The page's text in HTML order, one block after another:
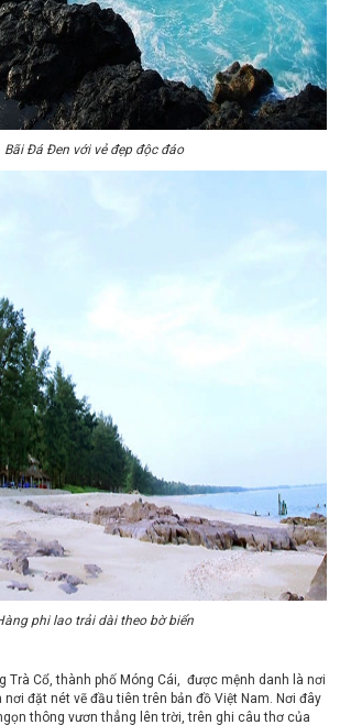
Bãi Đá Đen với vẻ đẹp độc đáo
phi lao trải dài theo bờ biển
Trà Cổ, thành phố Móng Cái, được mệnh danh là nơi
đặt nét vẽ đầu tiên trên bản đồ Việt Nam. Nơi đây
thông vươn thẳng lên trời, trên ghi câu thơ của